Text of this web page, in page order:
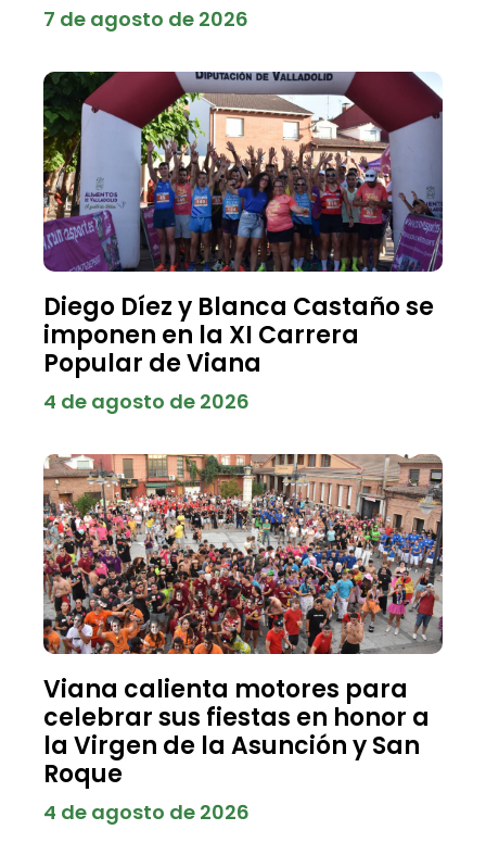
7 de agosto de 2026
Diego Díez y Blanca Castaño se
imponen en la XI Carrera
Popular de Viana
4 de agosto de 2026
Viana calienta motores para
celebrar sus fiestas en honor a
la Virgen de la Asunción y San
Roque
4 de agosto de 2026